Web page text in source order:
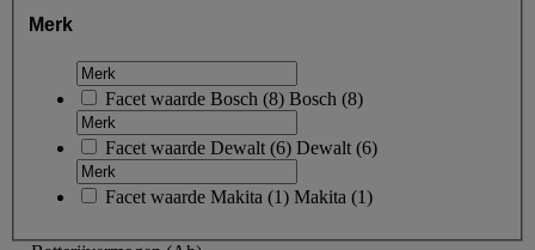
Merk
Facet waarde Bosch (8) Bosch (8)
Facet waarde Dewalt (6) Dewalt (6)
Facet waarde Makita (1) Makita (1)